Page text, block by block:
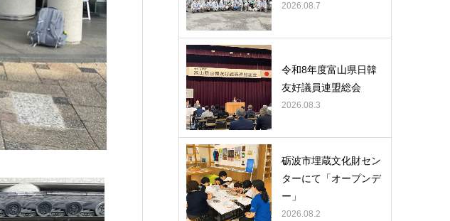
2026.08.7
令和8年度富山県日韓
友好議員連盟総会
2026.08.3
砺波市埋蔵文化財セン
ターにて「オープンデ
ー」
2026.08.2